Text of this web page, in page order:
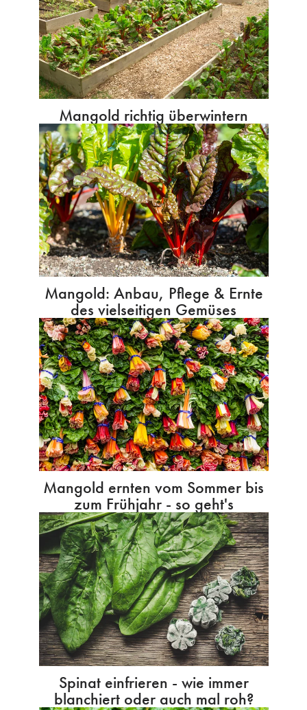
Mangold richtig überwintern
Mangold: Anbau, Pflege & Ernte
des vielseitigen Gemüses
Mangold ernten vom Sommer bis
zum Frühjahr - so geht's
Spinat einfrieren - wie immer
blanchiert oder auch mal roh?